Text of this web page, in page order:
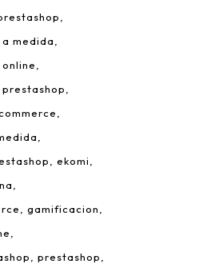
medida
ekomi
gamificacion
prestashop